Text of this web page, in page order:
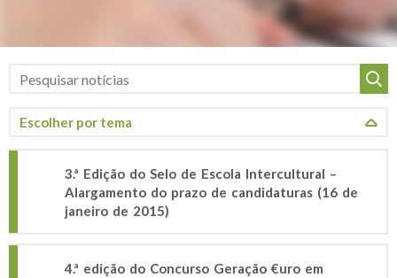
3.ª Edição do Selo de Escola Intercultural –
Alargamento do prazo de candidaturas (16 de
janeiro de 2015)
4.ª edição do Concurso Geração €uro em